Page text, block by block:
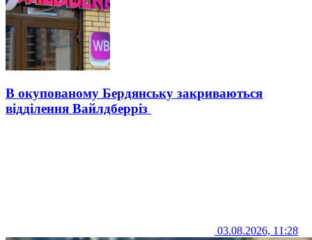
В окупованому Бердянську закриваються
відділення Вайлдберріз
03.08.2026, 11:28